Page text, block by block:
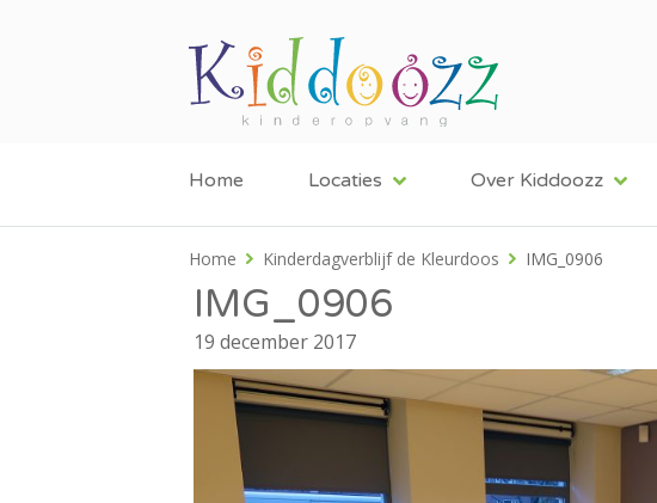
Home Locaties Over Kiddoozz
Home Kinderdagverblijf de Kleurdoos IMG_0906
IMG_0906
19 december 2017